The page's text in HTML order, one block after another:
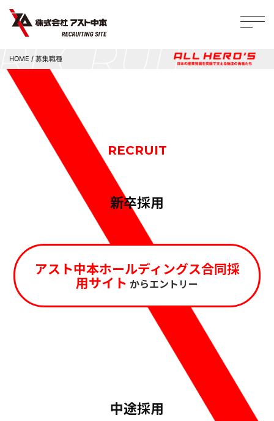
HOME / 募集職種
RECRUIT
新卒採用
アスト中本ホールディングス合同採
用サイト からエントリー
中途採用